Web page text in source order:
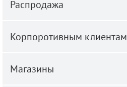
Распродажа
Корпоротивным клиентам
Магазины